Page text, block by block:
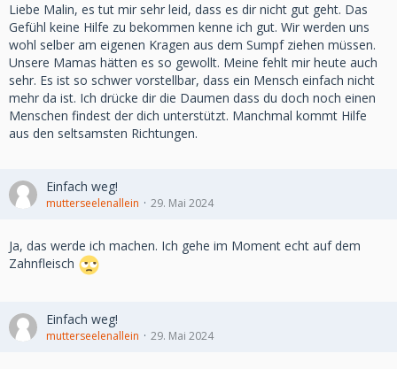
Liebe Malin, es tut mir sehr leid, dass es dir nicht gut geht. Das
Gefühl keine Hilfe zu bekommen kenne ich gut. Wir werden uns
wohl selber am eigenen Kragen aus dem Sumpf ziehen müssen.
Unsere Mamas hätten es so gewollt. Meine fehlt mir heute auch
sehr. Es ist so schwer vorstellbar, dass ein Mensch einfach nicht
mehr da ist. Ich drücke dir die Daumen dass du doch noch einen
Menschen findest der dich unterstützt. Manchmal kommt Hilfe
aus den seltsamsten Richtungen.
Einfach weg!
mutterseelenallein 29. Mai 2024
Ja, das werde ich machen. Ich gehe im Moment echt auf dem
Zahnfleisch
Einfach weg!
mutterseelenallein 29. Mai 2024